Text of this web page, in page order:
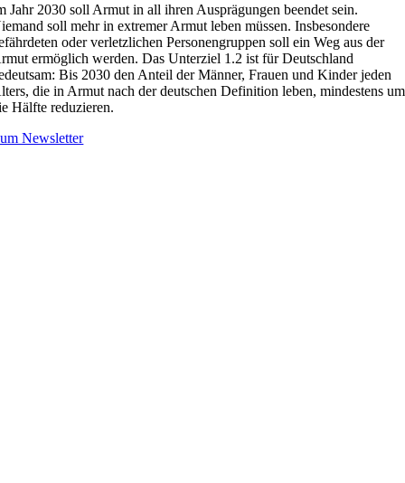
Jahr 2030 soll Armut in all ihren Ausprägungen beendet sein.
soll mehr in extremer Armut leben müssen. Insbesondere
oder verletzlichen Personengruppen soll ein Weg aus der
ermöglich werden. Das Unterziel 1.2 ist für Deutschland
Bis 2030 den Anteil der Männer, Frauen und Kinder jeden
die in Armut nach der deutschen Definition leben, mindestens um
Hälfte reduzieren.
Newsletter